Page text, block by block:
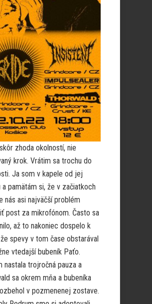
zhoda okolností, nie
krok. Vrátim sa trochu do
Ja som v kapele od jej
a pamätám si, že v začiatkoch
nás asi najväčší problém
post za mikrofónom. Často sa
až to nakoniec dospelo k
spevy v tom čase obstarával
vtedajší bubeník Paťo.
nastala trojročná pauza a
sa okrem mňa a bubeníka
v pozmenenej zostave.